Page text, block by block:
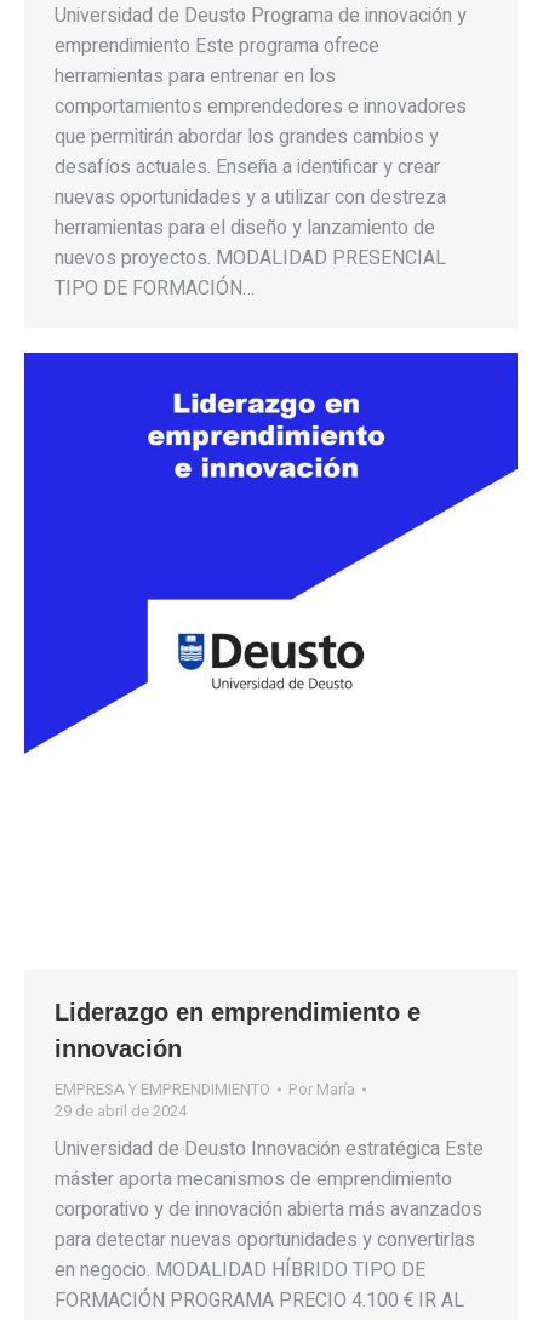
Universidad de Deusto Programa de innovación y
emprendimiento Este programa ofrece
herramientas para entrenar en los
comportamientos emprendedores e innovadores
que permitirán abordar los grandes cambios y
desafíos actuales. Enseña a identificar y crear
nuevas oportunidades y a utilizar con destreza
herramientas para el diseño y lanzamiento de
nuevos proyectos. MODALIDAD PRESENCIAL
TIPO DE FORMACIÓN…
Liderazgo en emprendimiento e
innovación
EMPRESA Y EMPRENDIMIENTO Por María
29 de abril de 2024
Universidad de Deusto Innovación estratégica Este
máster aporta mecanismos de emprendimiento
corporativo y de innovación abierta más avanzados
para detectar nuevas oportunidades y convertirlas
en negocio. MODALIDAD HÍBRIDO TIPO DE
FORMACIÓN PROGRAMA PRECIO 4.100 € IR AL